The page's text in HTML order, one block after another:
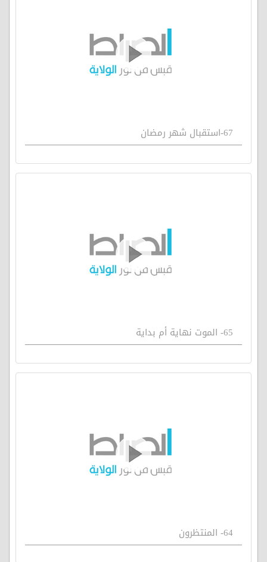
67-استقبال شهر رمضان
65- الموت نهاية أم بداية
64- المنتظرون